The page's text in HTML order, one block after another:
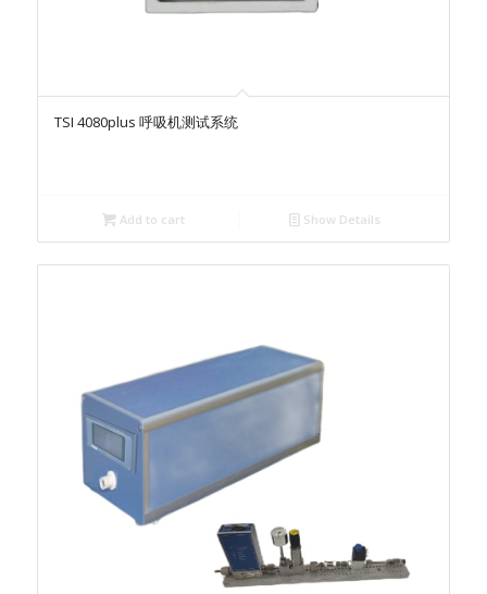
TSI 4080plus 呼吸机测试系统
Add to cart Show Details